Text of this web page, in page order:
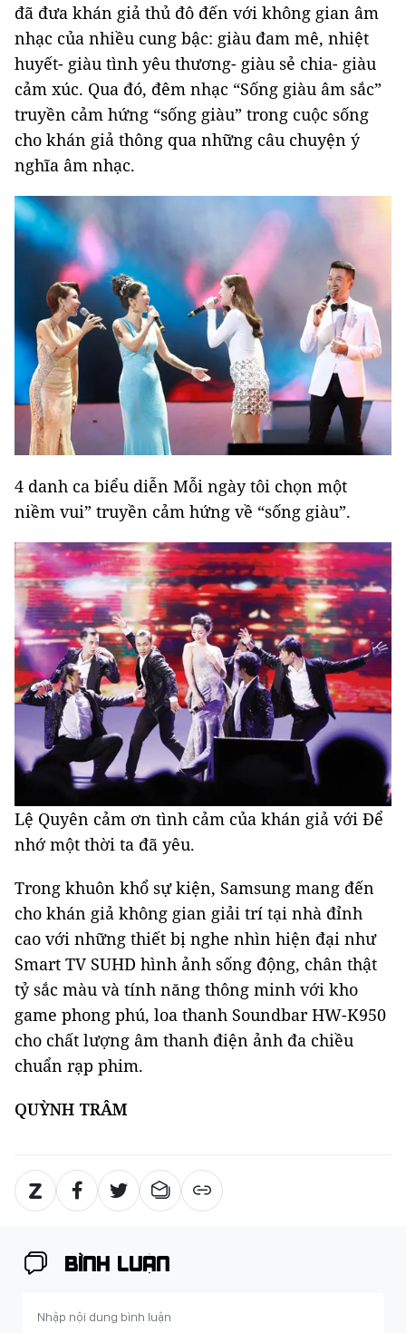
đã đưa khán giả thủ đô đến với không gian âm
nhạc của nhiều cung bậc: giàu đam mê, nhiệt
huyết- giàu tình yêu thương- giàu sẻ chia- giàu
cảm xúc. Qua đó, đêm nhạc “Sống giàu âm sắc”
truyền cảm hứng “sống giàu” trong cuộc sống
cho khán giả thông qua những câu chuyện ý
nghĩa âm nhạc.
4 danh ca biểu diễn Mỗi ngày tôi chọn một
niềm vui” truyền cảm hứng về “sống giàu”.
Lệ Quyên cảm ơn tình cảm của khán giả với Để
nhớ một thời ta đã yêu.
Trong khuôn khổ sự kiện, Samsung mang đến
cho khán giả không gian giải trí tại nhà đỉnh
cao với những thiết bị nghe nhìn hiện đại như
Smart TV SUHD hình ảnh sống động, chân thật
tỷ sắc màu và tính năng thông minh với kho
game phong phú, loa thanh Soundbar HW-K950
cho chất lượng âm thanh điện ảnh đa chiều
chuẩn rạp phim.
QUỲNH TRÂM
BÌNH LUẬN